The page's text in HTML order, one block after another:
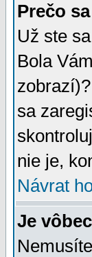
Prečo
Už ste
Bola
sa
nie je,
Návrat
Je